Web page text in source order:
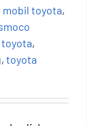
mobil toyota,
,
, toyota